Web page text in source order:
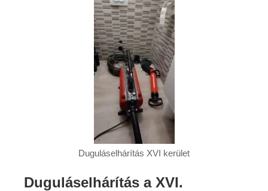
Duguláselhárítás XVI kerület
Duguláselhárítás a XVI.